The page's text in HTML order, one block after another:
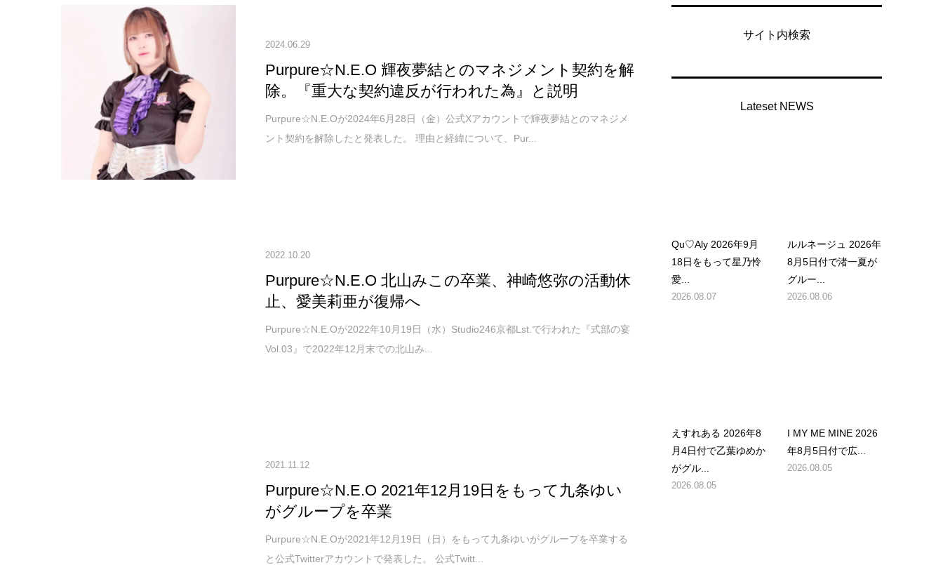
2024.06.29
Purpure☆N.E.O 輝夜夢結とのマネジメント契約を解
除。『重大な契約違反が行われた為』と説明
Purpure☆N.E.Oが2024年6月28日（金）公式Xアカウントで輝夜夢結とのマネジメ
ント契約を解除したと発表した。 理由と経緯について、Pur...
2022.10.20
Purpure☆N.E.O 北山みこの卒業、神崎悠弥の活動休
止、愛美莉亜が復帰へ
Purpure☆N.E.Oが2022年10月19日（水）Studio246京都Lst.で行われた『式部の宴
Vol.03』で2022年12月末での北山み...
2021.11.12
Purpure☆N.E.O 2021年12月19日をもって九条ゆい
がグループを卒業
Purpure☆N.E.Oが2021年12月19日（日）をもって九条ゆいがグループを卒業する
と公式Twitterアカウントで発表した。 公式Twitt...
サイト内検索
Lateset NEWS
Qu♡Aly 2026年9月
18日をもって星乃怜
愛...
2026.08.07
ルルネージュ 2026年
8月5日付で渚一夏が
グルー...
2026.08.06
えすれある 2026年8
月4日付で乙葉ゆめか
がグル...
2026.08.05
I MY ME MINE 2026
年8月5日付で広...
2026.08.05